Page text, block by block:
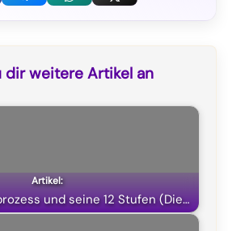
T
a
m
W
p
p
X
T
t
e
dir weitere Artikel an
und seine 12 Stufen (Die…